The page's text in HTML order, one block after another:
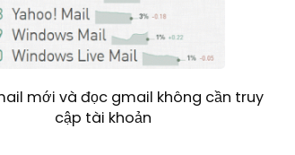
mới và đọc gmail không cần truy
cập tài khoản